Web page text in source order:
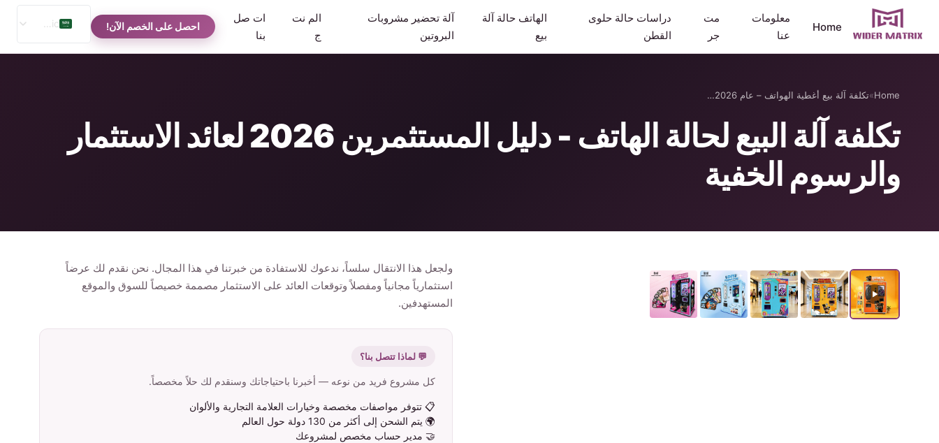
Home
معلومات
عنا
مت
جر
دراسات حالة حلوى
القطن
الهاتف حالة آلة
بيع
آلة تحضير مشروبات
البروتين
الم نت
ج
ات صل
بنا
احصل على الخصم الآن!
English
Home
»تكلفة آلة بيع أغطية الهواتف – عام 2026…
تكلفة آلة البيع لحالة الهاتف - دليل المستثمرين 2026 لعائد الاستثمار
والرسوم الخفية
ولجعل هذا الانتقال سلساً، ندعوك للاستفادة من خبرتنا في هذا المجال. نحن نقدم لك عرضاً
استثمارياً مجانياً ومفصلاً وتوقعات العائد على الاستثمار مصممة خصيصاً للسوق والموقع
المستهدفين.
💬 لماذا تتصل بنا؟
كل مشروع فريد من نوعه — أخبرنا باحتياجاتك وسنقدم لك حلاً مخصصاً.
📋 تتوفر مواصفات مخصصة وخيارات العلامة التجارية والألوان
🌍 يتم الشحن إلى أكثر من 130 دولة حول العالم
🤝 مدير حساب مخصص لمشروعك